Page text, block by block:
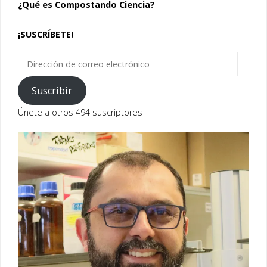
¿Qué es Compostando Ciencia?
¡SUSCRÍBETE!
Dirección
correo
electrónico
Suscribir
Únete a otros 494 suscriptores